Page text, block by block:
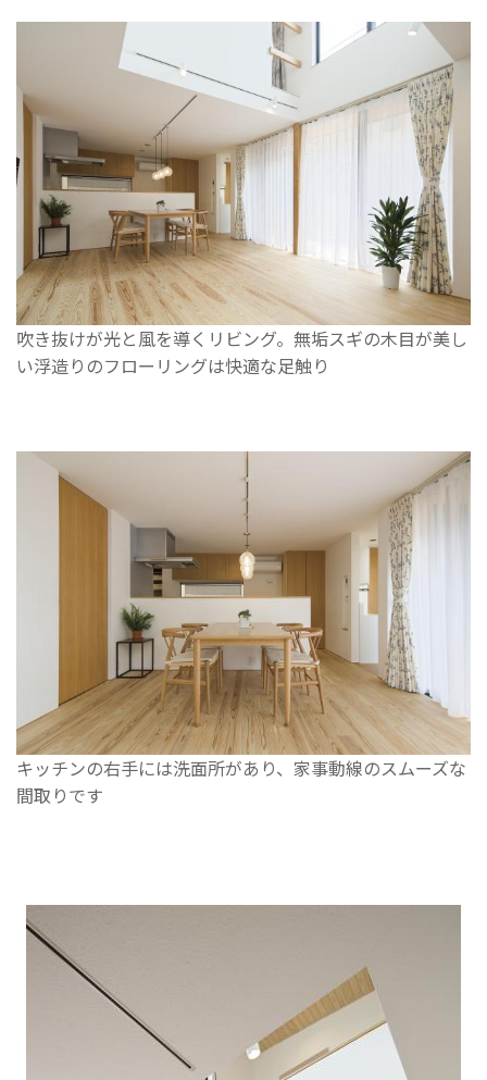
吹き抜けが光と風を導くリビング。無垢スギの木目が美し
い浮造りのフローリングは快適な足触り
キッチンの右手には洗面所があり、家事動線のスムーズな
間取りです